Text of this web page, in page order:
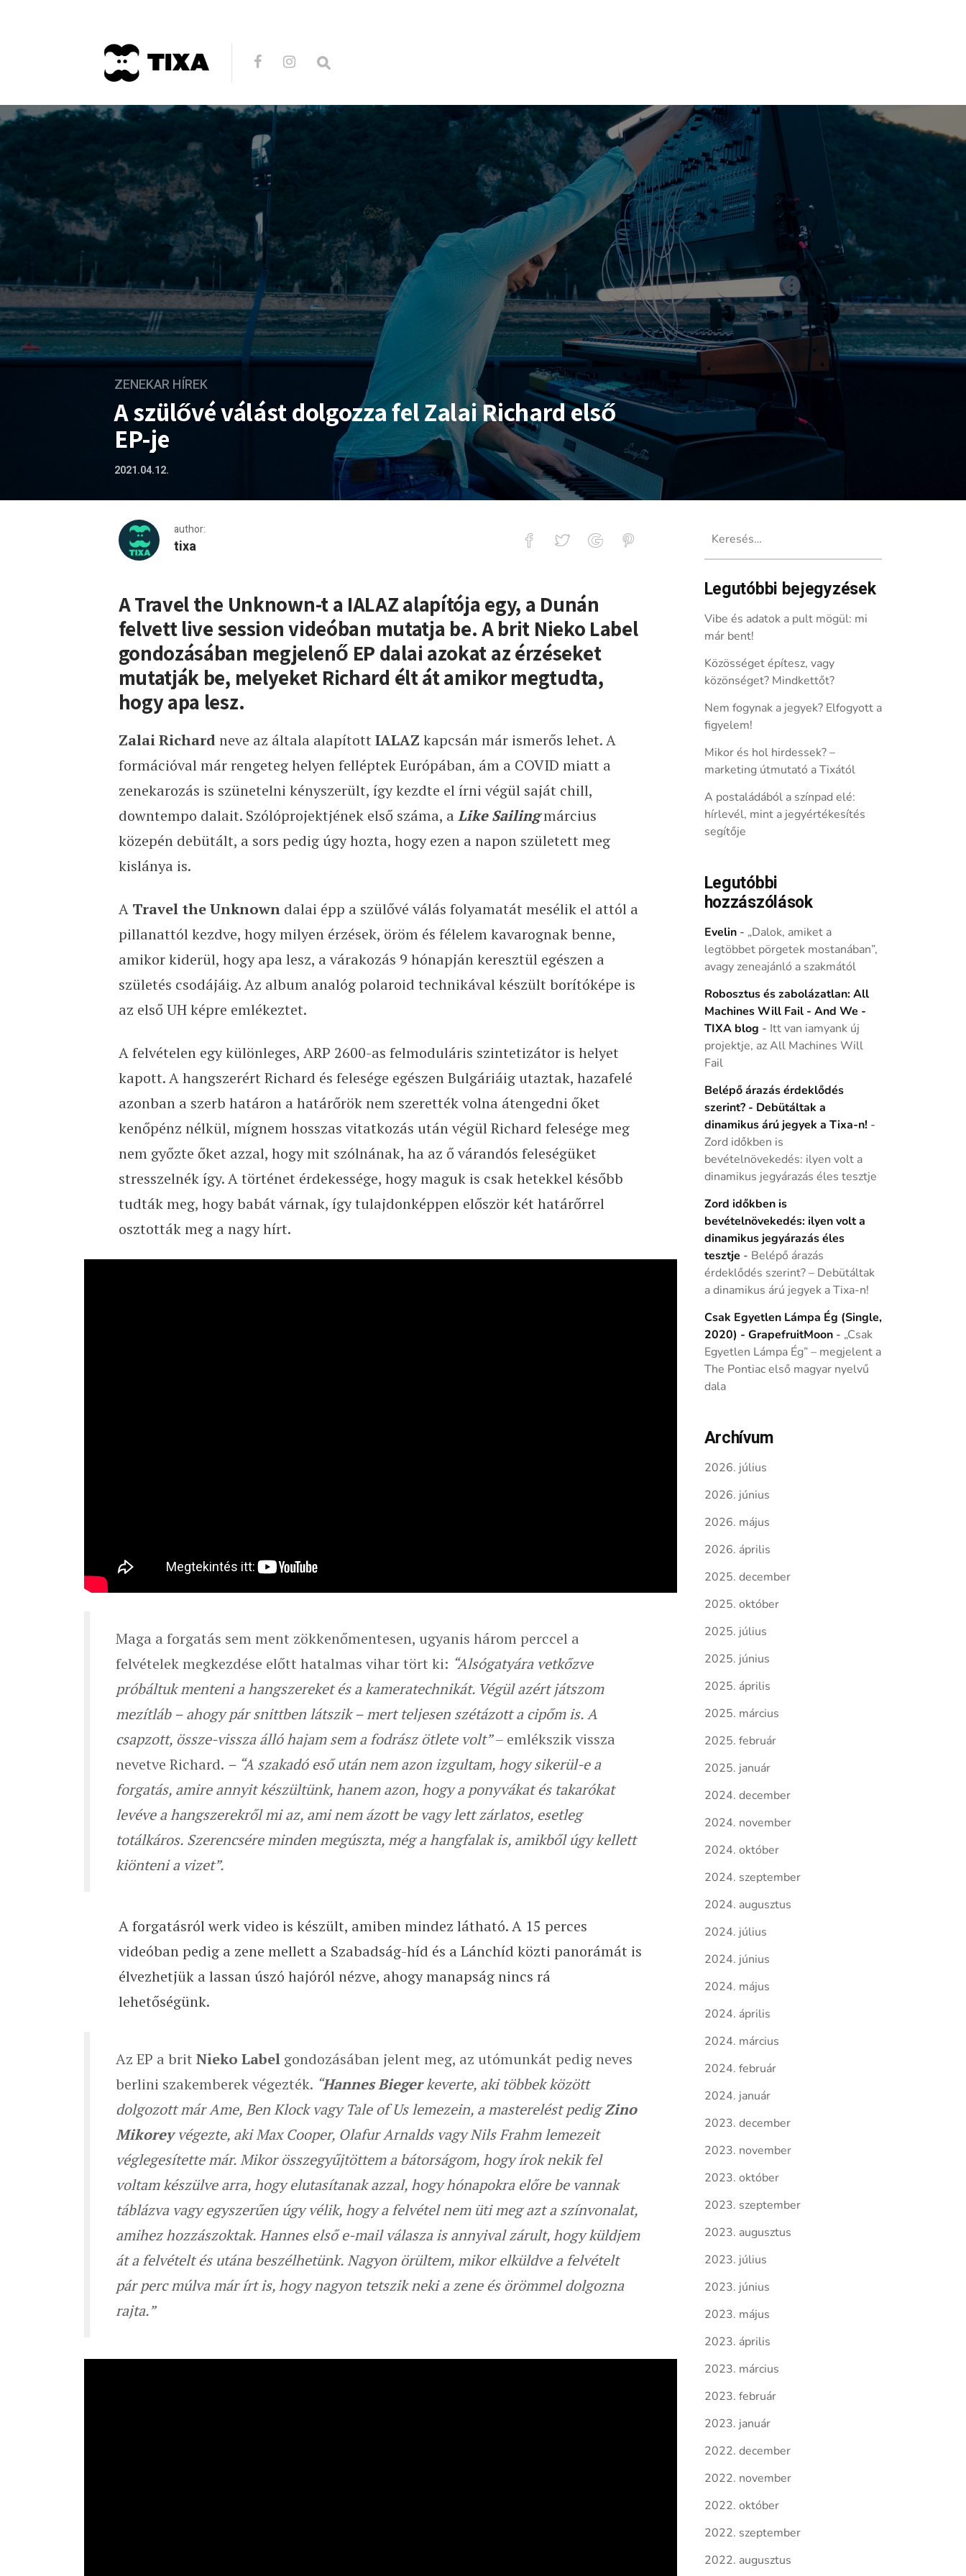
ZENEKAR HÍREK
A szülővé válást dolgozza fel Zalai Richard első
EP-je
2021.04.12.
author:
tixa
A szülővé válást dolgozza fel Zalai Richard első EP-je
A Travel the Unknown-t a IALAZ alapítója egy, a Dunán
felvett live session videóban mutatja be. A brit Nieko Label
gondozásában megjelenő EP dalai azokat az érzéseket
mutatják be, melyeket Richard élt át amikor megtudta,
hogy apa lesz.
Zalai Richardneve az általa alapított IALAZ kapcsán már ismerős lehet. A
formációval már rengeteg helyen felléptek Európában, ám a COVID miatt a
zenekarozás is szünetelni kényszerült, így kezdte el írni végül saját chill,
downtempo dalait. Szólóprojektjének első száma, a Like Sailingmárcius
közepén debütált, a sors pedig úgy hozta, hogy ezen a napon született meg
kislánya is.
ATravel the Unknown dalai épp a szülővé válás folyamatát mesélik el attól a
pillanattól kezdve, hogy milyen érzések, öröm és félelem kavarognak benne,
amikor kiderül, hogy apa lesz, a várakozás 9 hónapján keresztül egészen a
születés csodájáig. Az album analóg polaroid technikával készült borítóképe is
az első UH képre emlékeztet.
A felvételen egy különleges, ARP 2600-as felmoduláris szintetizátor is helyet
kapott. A hangszerért Richard és felesége egészen Bulgáriáig utaztak, hazafelé
azonban a szerb határon a határőrök nem szerették volna átengedni őket
kenőpénz nélkül, mígnem hosszas vitatkozás után végül Richard felesége meg
nem győzte őket azzal, hogy mit szólnának, ha az ő várandós feleségüket
stresszelnék így. A történet érdekessége, hogy maguk is csak hetekkel később
tudták meg, hogy babát várnak, így tulajdonképpen először két határőrrel
osztották meg a nagy hírt.
Maga a forgatás sem ment zökkenőmentesen, ugyanis három perccel a
felvételek megkezdése előtt hatalmas vihar tört ki: “Alsógatyára vetkőzve
próbáltuk menteni a hangszereket és a kameratechnikát. Végül azért játszom
mezítláb – ahogy pár snittben látszik – mert teljesen szétázott a cipőm is. A
csapzott, össze-vissza álló hajam sem a fodrász ötlete volt”– emlékszik vissza
nevetve Richard. – “A szakadó eső után nem azon izgultam, hogy sikerül-e a
forgatás, amire annyit készültünk, hanem azon, hogy a ponyvákat és takarókat
levéve a hangszerekről mi az, ami nem ázott be vagy lett zárlatos, esetleg
totálkáros. Szerencsére minden megúszta, még a hangfalak is, amikből úgy kellett
kiönteni a vizet”.
A forgatásról werk video is készült, amiben mindez látható. A 15 perces
videóban pedig a zene mellett a Szabadság-híd és a Lánchíd közti panorámát is
élvezhetjük a lassan úszó hajóról nézve, ahogy manapság nincs rá
lehetőségünk.
Az EP a brit Nieko Label gondozásában jelent meg, az utómunkát pedig neves
berlini szakemberek végezték. “Hannes Biegerkeverte, aki többek között
dolgozott már Ame, Ben Klock vagy Tale of Us lemezein, a masterelést pedigZino
Mikoreyvégezte, aki Max Cooper, Olafur Arnalds vagy Nils Frahm lemezeit
véglegesítette már. Mikor összegyűjtöttem a bátorságom, hogy írok nekik fel
voltam készülve arra, hogy elutasítanak azzal, hogy hónapokra előre be vannak
táblázva vagy egyszerűen úgy vélik, hogy a felvétel nem üti meg azt a színvonalat,
amihez hozzászoktak. Hannes első e-mail válasza is annyival zárult, hogy küldjem
át a felvételt és utána beszélhetünk. Nagyon örültem, mikor elküldve a felvételt
pár perc múlva már írt is, hogy nagyon tetszik neki a zene és örömmel dolgozna
rajta.”
Legutóbbi bejegyzések
Vibe és adatok a pult mögül: mi
már bent!
Közösséget építesz, vagy
közönséget? Mindkettőt?
Nem fogynak a jegyek? Elfogyott a
figyelem!
Mikor és hol hirdessek? –
marketing útmutató a Tixától
A postaládából a színpad elé:
hírlevél, mint a jegyértékesítés
segítője
Legutóbbi
hozzászólások
Evelin- „Dalok, amiket a
legtöbbet pörgetek mostanában”,
avagy zeneajánló a szakmától
Robosztus és zabolázatlan: All
Machines Will Fail - And We -
TIXA blog - Itt van iamyank új
projektje, az All Machines Will
Fail
Belépő árazás érdeklődés
szerint? - Debütáltak a
dinamikus árú jegyek a Tixa-n! -
Zord időkben is
bevételnövekedés: ilyen volt a
dinamikus jegyárazás éles tesztje
Zord időkben is
bevételnövekedés: ilyen volt a
dinamikus jegyárazás éles
tesztje - Belépő árazás
érdeklődés szerint? – Debütáltak
a dinamikus árú jegyek a Tixa-n!
Csak Egyetlen Lámpa Ég (Single,
2020) - GrapefruitMoon- „Csak
Egyetlen Lámpa Ég” – megjelent a
The Pontiac első magyar nyelvű
dala
Archívum
2026. július
2026. június
2026. május
2026. április
2025. december
2025. október
2025. július
2025. június
2025. április
2025. március
2025. február
2025. január
2024. december
2024. november
2024. október
2024. szeptember
2024. augusztus
2024. július
2024. június
2024. május
2024. április
2024. március
2024. február
2024. január
2023. december
2023. november
2023. október
2023. szeptember
2023. augusztus
2023. július
2023. június
2023. május
2023. április
2023. március
2023. február
2023. január
2022. december
2022. november
2022. október
2022. szeptember
2022. augusztus